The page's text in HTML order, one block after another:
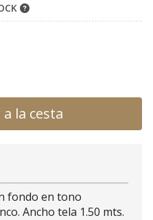
la cesta
fondo en tono
Ancho tela 1.50 mts.